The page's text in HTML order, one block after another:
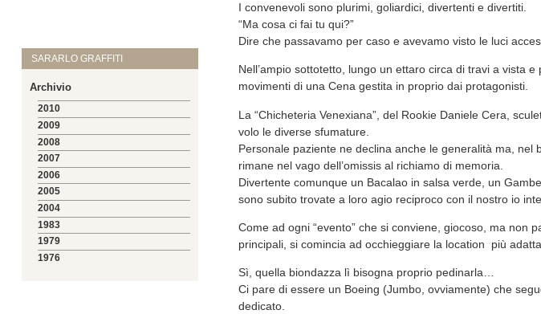
SARARLO GRAFFITI
Archivio
2010
2009
2008
2007
2006
2005
2004
1983
1979
1976
I convenevoli sono plurimi, goliardici, divertenti e divertiti.
“Ma cosa ci fai tu qui?”
Dire che passavamo per caso e avevamo visto le luci
Nell’ampio sottotetto, lungo un ettaro circa di travi a vista
movimenti di una Cena gestita in proprio dai protagonisti.
La “Chicheteria Venexiana”, del Rookie Daniele Cera,
volo le diverse sfumature.
Personale paziente ne declina anche le generalità ma, nel
rimane nel vago dell’omissis al richiamo di memoria.
Divertente comunque un Bacalao in salsa verde, un
sono subito trovate a loro agio reciproco con il nostro io
Come ad ogni “evento” che si conviene, giocoso, ma non
principali, si comincia ad occhieggiare la location più adatta
Sì, quella biondazza lì bisogna proprio pedinarla…
Ci pare di essere un Boeing (Jumbo, ovviamente) che
dedicato.